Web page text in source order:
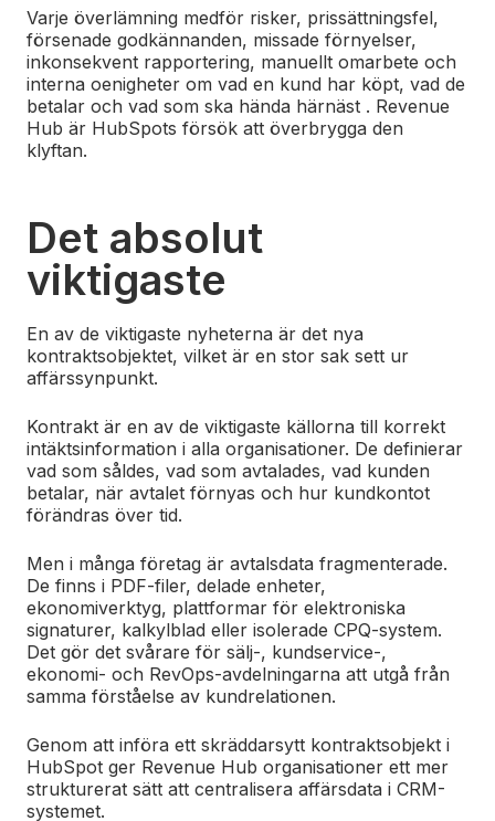
Varje överlämning medför risker, prissättningsfel,
försenade godkännanden, missade förnyelser,
inkonsekvent rapportering, manuellt omarbete och
interna oenigheter om vad en kund har köpt, vad de
betalar och vad som ska hända härnäst . Revenue
Hub är HubSpots försök att överbrygga den
klyftan.
Det absolut
viktigaste
En av de viktigaste nyheterna är det nya
kontraktsobjektet, vilket är en stor sak sett ur
affärssynpunkt.
Kontrakt är en av de viktigaste källorna till korrekt
intäktsinformation i alla organisationer. De definierar
vad som såldes, vad som avtalades, vad kunden
betalar, när avtalet förnyas och hur kundkontot
förändras över tid.
Men i många företag är avtalsdata fragmenterade.
De finns i PDF-filer, delade enheter,
ekonomiverktyg, plattformar för elektroniska
signaturer, kalkylblad eller isolerade CPQ-system.
Det gör det svårare för sälj-, kundservice-,
ekonomi- och RevOps-avdelningarna att utgå från
samma förståelse av kundrelationen.
Genom att införa ett skräddarsytt kontraktsobjekt i
HubSpot ger Revenue Hub organisationer ett mer
strukturerat sätt att centralisera affärsdata i CRM-
systemet.